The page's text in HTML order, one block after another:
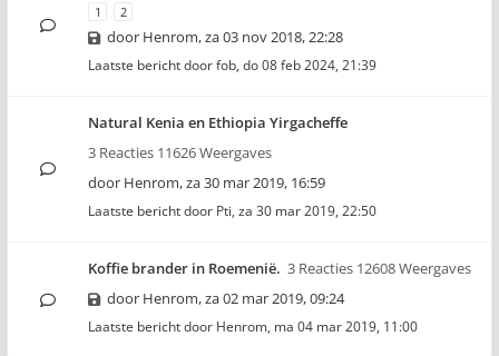
1 2
door Henrom,za 03 nov 2018, 22:28
Laatste bericht doorfob, do 08 feb 2024, 21:39
Natural Kenia en Ethiopia Yirgacheffe
3 Reacties 11626 Weergaves
door Henrom,za 30 mar 2019, 16:59
Laatste bericht door Pti, za 30 mar 2019, 22:50
Koffie brander in Roemenië. 3 Reacties 12608 Weergaves
door Henrom,za 02 mar 2019, 09:24
Laatste bericht door Henrom, ma 04 mar 2019, 11:00